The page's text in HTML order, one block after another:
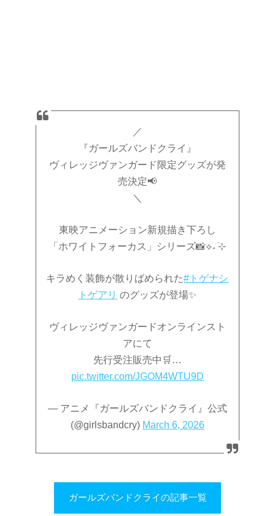
／
『ガールズバンドクライ』
ヴィレッジヴァンガード限定グッズが発
売決定📢
＼
東映アニメーション新規描き下ろし
「ホワイトフォーカス」シリーズ📸⟡˖ ࣪⊹
キラめく装飾が散りばめられた#トゲナシ
トゲアリ のグッズが登場✨
ヴィレッジヴァンガードオンラインスト
アにて
先行受注販売中🛒…
pic.twitter.com/JGOM4WTU9D
— アニメ『ガールズバンドクライ』公式
(@girlsbandcry) March 6, 2026
ガールズバンドクライの記事一覧